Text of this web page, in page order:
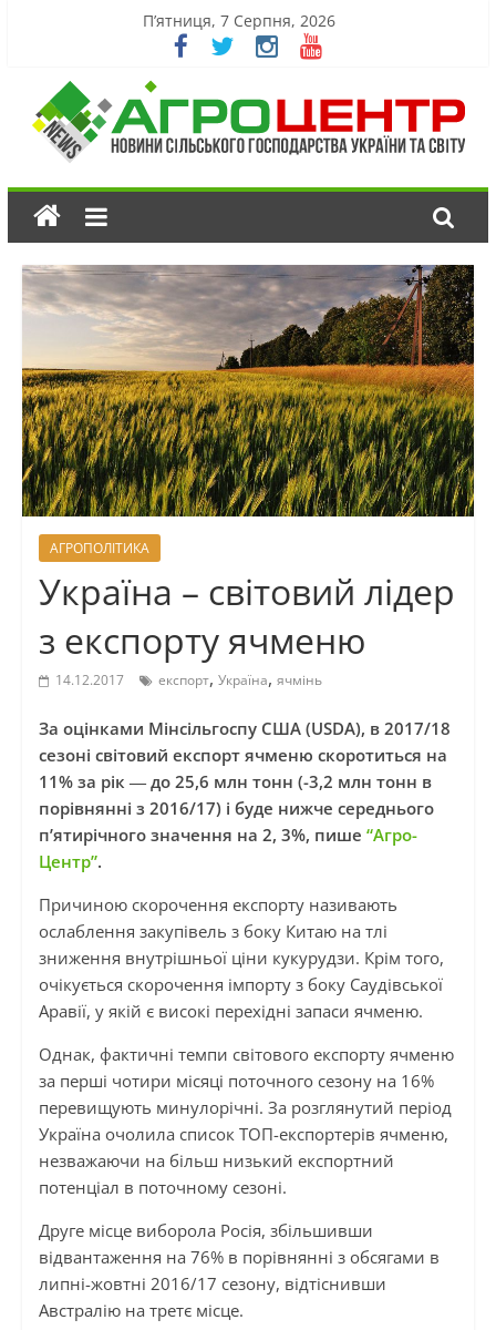
П’ятниця, 7 Серпня, 2026
АГРОПОЛІТИКА
Україна – світовий лідер
з експорту ячменю
14.12.2017 експорт, Україна, ячмінь
За оцінками Мінсільгоспу США (USDA), в 2017/18
сезоні світовий експорт ячменю скоротиться на
11% за рік ― до 25,6 млн тонн (-3,2 млн тонн в
порівнянні з 2016/17) і буде нижче середнього
п’ятирічного значення на 2, 3%, пише “Агро-
Центр”.
Причиною скорочення експорту називають
ослаблення закупівель з боку Китаю на тлі
зниження внутрішньої ціни кукурудзи. Крім того,
очікується скорочення імпорту з боку Саудівської
Аравії, у якій є високі перехідні запаси ячменю.
Однак, фактичні темпи світового експорту ячменю
за перші чотири місяці поточного сезону на 16%
перевищують минулорічні. За розглянутий період
Україна очолила список ТОП-експортерів ячменю,
незважаючи на більш низький експортний
потенціал в поточному сезоні.
Друге місце виборола Росія, збільшивши
відвантаження на 76% в порівнянні з обсягами в
липні-жовтні 2016/17 сезону, відтіснивши
Австралію на третє місце.